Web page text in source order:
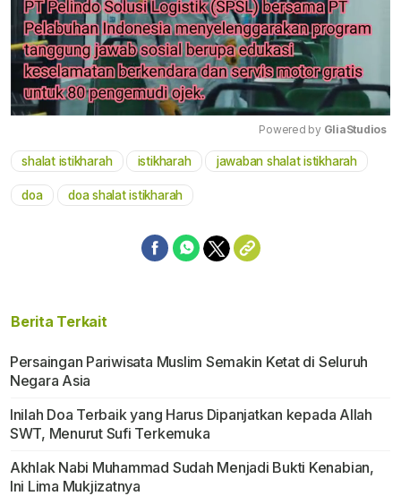
Mute
Powered by GliaStudios
shalat istikharah istikharah jawaban shalat istikharah
doa doa shalat istikharah
Berita Terkait
Persaingan Pariwisata Muslim Semakin Ketat di Seluruh
Negara Asia
Inilah Doa Terbaik yang Harus Dipanjatkan kepada Allah
SWT, Menurut Sufi Terkemuka
Akhlak Nabi Muhammad Sudah Menjadi Bukti Kenabian,
Ini Lima Mukjizatnya